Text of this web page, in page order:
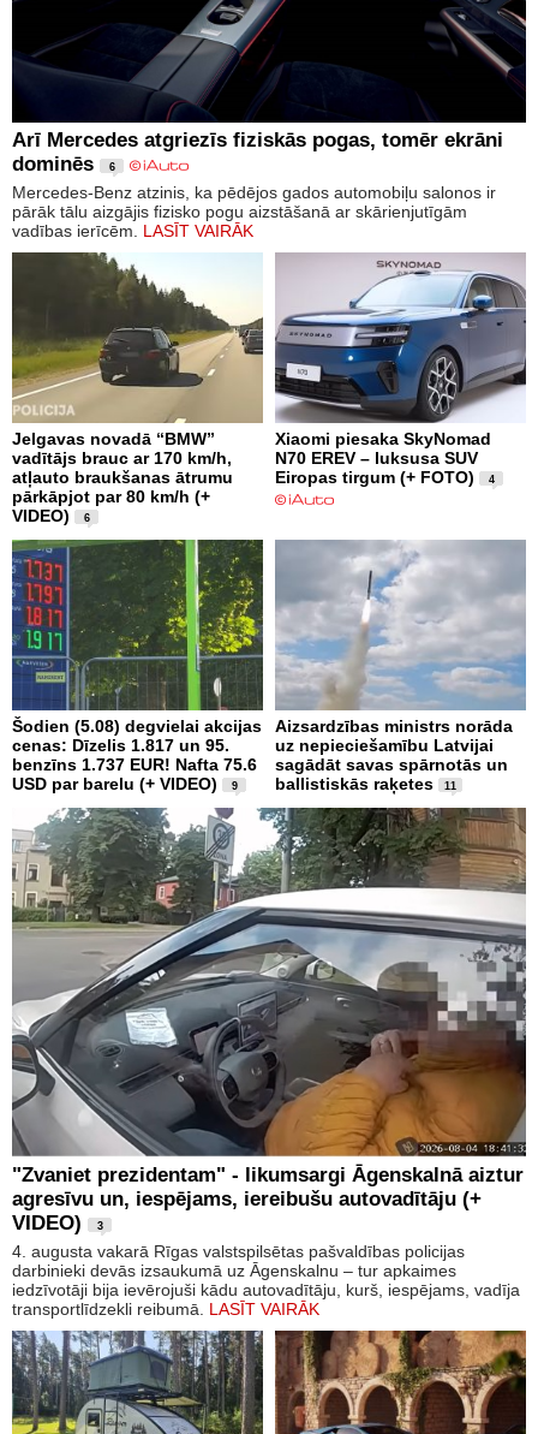
Arī Mercedes atgriezīs fiziskās pogas, tomēr ekrāni
dominēs
6
Mercedes-Benz atzinis, ka pēdējos gados automobiļu salonos ir
pārāk tālu aizgājis fizisko pogu aizstāšanā ar skārienjutīgām
vadības ierīcēm. LASĪT VAIRĀK
Jelgavas novadā “BMW”
vadītājs brauc ar 170 km/h,
atļauto braukšanas ātrumu
pārkāpjot par 80 km/h (+
VIDEO)
6
Xiaomi piesaka SkyNomad
N70 EREV – luksusa SUV
Eiropas tirgum (+ FOTO)
4
Šodien (5.08) degvielai akcijas
cenas: Dīzelis 1.817 un 95.
benzīns 1.737 EUR! Nafta 75.6
USD par barelu (+ VIDEO)
9
Aizsardzības ministrs norāda
uz nepieciešamību Latvijai
sagādāt savas spārnotās un
ballistiskās raķetes
11
"Zvaniet prezidentam" - likumsargi Āgenskalnā aiztur
agresīvu un, iespējams, iereibušu autovadītāju (+
VIDEO)
3
4. augusta vakarā Rīgas valstspilsētas pašvaldības policijas
darbinieki devās izsaukumā uz Āgenskalnu – tur apkaimes
iedzīvotāji bija ievērojuši kādu autovadītāju, kurš, iespējams, vadīja
transportlīdzekli reibumā. LASĪT VAIRĀK